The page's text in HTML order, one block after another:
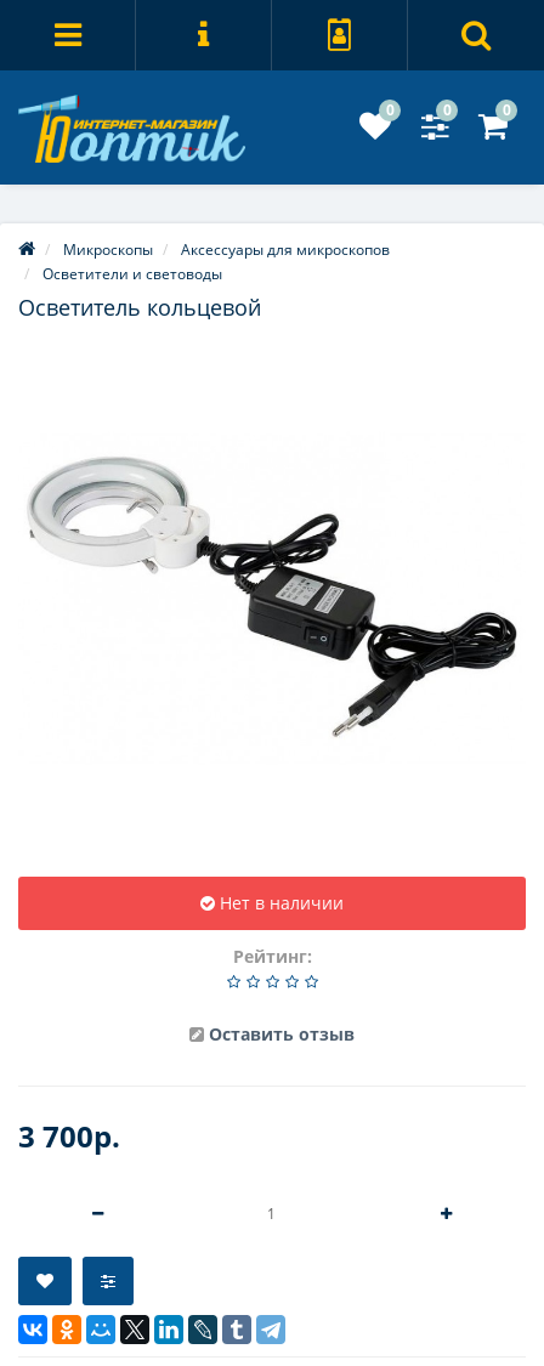
0 0 0
Микроскопы
Аксессуары для микроскопов
Осветители и световоды
Осветитель кольцевой
Нет в наличии
Рейтинг:
Оставить отзыв
3 700р.